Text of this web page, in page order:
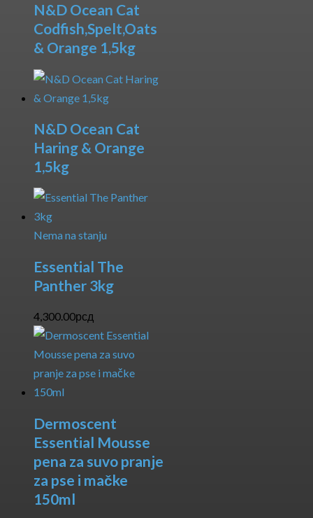
N&D Ocean Cat
Codfish,Spelt,Oats
& Orange 1,5kg
N&D Ocean Cat
Haring & Orange
1,5kg
Nema na stanju
Essential The
Panther 3kg
4,300.00рсд
Dermoscent
Essential Mousse
pena za suvo pranje
za pse i mačke
150ml